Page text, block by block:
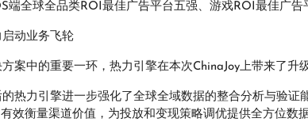
全球全品类ROI最佳广告平台五强、游戏ROI最佳广告
动业务飞轮
案中的重要一环，热力引擎在本次ChinaJoy上带来了升
热力引擎进一步强化了全球全域数据的整合分析与验证
效衡量渠道价值，为投放和变现策略调优提供全方位数